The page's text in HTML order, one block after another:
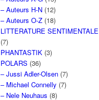
– Auteurs H-N (12)
– Auteurs O-Z (18)
LITTERATURE SENTIMENTALE
(7)
PHANTASTIK (3)
POLARS (36)
– Jussi Adler-Olsen (7)
– Michael Connelly (7)
– Nele Neuhaus (8)